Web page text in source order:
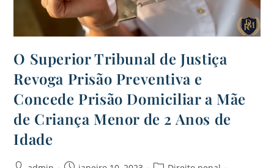
O Superior Tribunal de Justiça
Revoga Prisão Preventiva e
Concede Prisão Domiciliar a Mãe
de Criança Menor de 2 Anos de
Idade